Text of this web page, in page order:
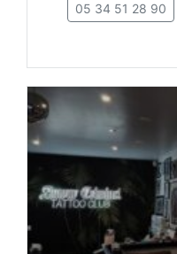
05 34 51 28 90